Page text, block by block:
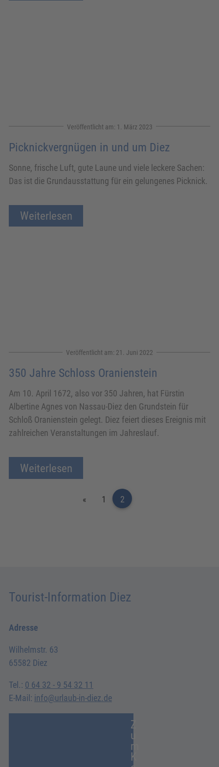
1. März 2023
Picknickvergnügen in und um Diez
Sonne, frische Luft, gute Laune und viele leckere Sachen:
Das ist die Grundausstattung für ein gelungenes Picknick.
Weiterlesen
21. Juni 2022
350 Jahre Schloss Oranienstein
Am 10. April 1672, also vor 350 Jahren, hat Fürstin
Albertine Agnes von Nassau-Diez den Grundstein für
Schloß Oranienstein gelegt. Diez feiert dieses Ereignis mit
zahlreichen Veranstaltungen im Jahreslauf.
Weiterlesen
Seitennummerierung
1 2
Tourist-Information Diez
Adresse
Wilhelmstr. 63
65582 Diez
Tel.: 0 64 32 - 9 54 32 11
E-Mail: info@urlaub-in-diez.de
Z
u
m
K